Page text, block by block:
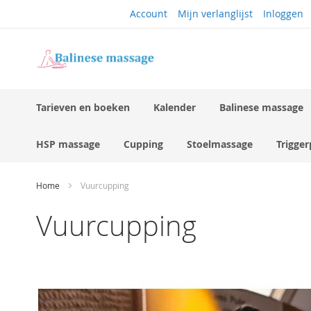
Account Mijn verlanglijst Inloggen
inhoud
Tarieven en boeken Kalender Balinese massage
HSP massage Cupping Stoelmassage
Home Vuurcupping
Vuurcupping
naar
het